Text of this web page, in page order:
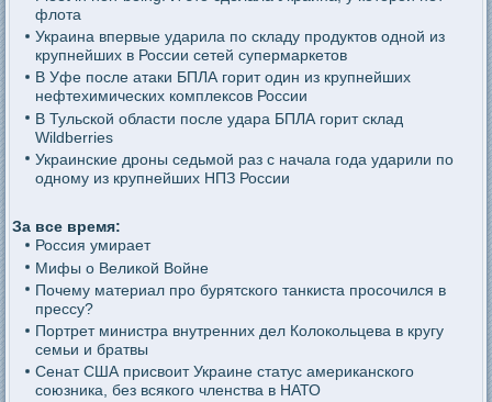
флота
Украина впервые ударила по складу продуктов одной из
крупнейших в России сетей супермаркетов
В Уфе после атаки БПЛА горит один из крупнейших
нефтехимических комплексов России
В Тульской области после удара БПЛА горит склад
Wildberries
Украинские дроны седьмой раз с начала года ударили по
одному из крупнейших НПЗ России
За все время:
Россия умирает
Мифы о Великой Войне
Почему материал про бурятского танкиста просочился в
прессу?
Портрет министра внутренних дел Колокольцева в кругу
семьи и братвы
Сенат США присвоит Украине статус американского
союзника, без всякого членства в НАТО